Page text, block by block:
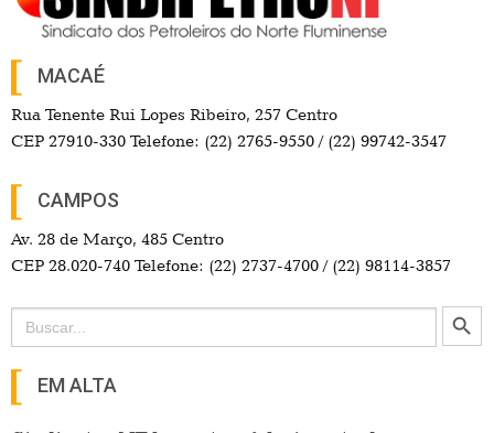
MACAÉ
Rua Tenente Rui Lopes Ribeiro, 257 Centro
CEP 27910-330 Telefone: (22) 2765-9550 / (22) 99742-3547
CAMPOS
Av. 28 de Março, 485 Centro
CEP 28.020-740 Telefone: (22) 2737-4700 / (22) 98114-3857
Search
for:
Search Button
EM ALTA